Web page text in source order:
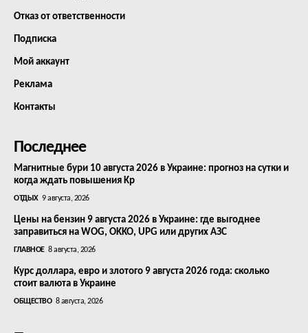
Отказ от ответственности
Подписка
Мой аккаунт
Реклама
Контакты
Последнее
Магнитные бури 10 августа 2026 в Украине: прогноз на сутки и
когда ждать повышения Kp
ОТДЫХ 9 августа, 2026
Цены на бензин 9 августа 2026 в Украине: где выгоднее
заправиться на WOG, OKKO, UPG или других АЗС
ГЛАВНОЕ 8 августа, 2026
Курс доллара, евро и злотого 9 августа 2026 года: сколько
стоит валюта в Украине
ОБЩЕСТВО 8 августа, 2026